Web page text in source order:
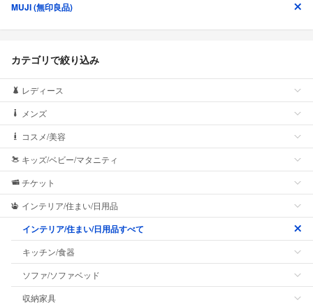
MUJI (無印良品)
カテゴリで絞り込み
レディース
メンズ
コスメ/美容
キッズ/ベビー/マタニティ
チケット
インテリア/住まい/日用品
インテリア/住まい/日用品すべて
キッチン/食器
ソファ/ソファベッド
収納家具